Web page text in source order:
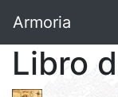
Armoria
Libro